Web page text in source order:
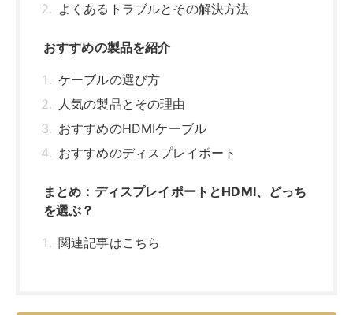
よくあるトラブルとその解決方法
おすすめの製品を紹介
ケーブルの選び方
人気の製品とその理由
おすすめのHDMIケーブル
おすすめのディスプレイポート
まとめ：ディスプレイポートとHDMI、どっち
を選ぶ？
関連記事はこちら